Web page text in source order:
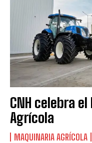
CNH celebra
Agrícola
MAQUINARIA AGRÍCOLA